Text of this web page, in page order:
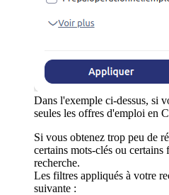
Dans l'exemple ci-dessus, si
seules les offres d'emploi en
Si vous obtenez trop peu de
certains mots-clés ou
recherche.
Les filtres appliqués à votre
suivante :